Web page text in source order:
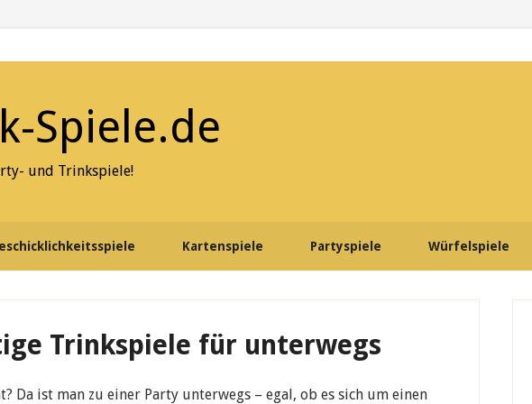
Spiele.de
und Trinkspiele!
Kartenspiele Partyspiele Würfelspiele
Trinkspiele für unterwegs
Da ist man zu einer Party unterwegs – egal, ob es sich um einen